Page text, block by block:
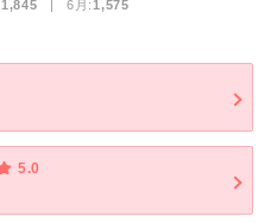
1,845 | 6月:1,575
5.0